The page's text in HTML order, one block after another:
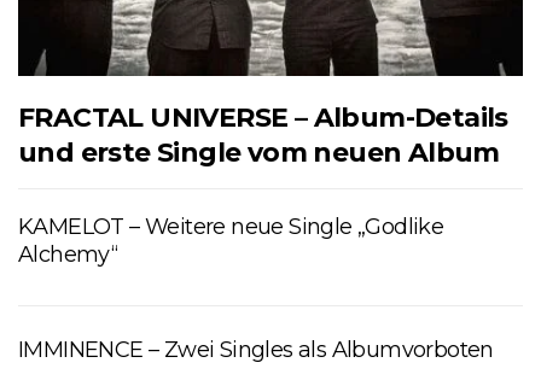
FRACTAL UNIVERSE – Album-Details
und erste Single vom neuen Album
KAMELOT – Weitere neue Single „Godlike
Alchemy“
IMMINENCE – Zwei Singles als Albumvorboten